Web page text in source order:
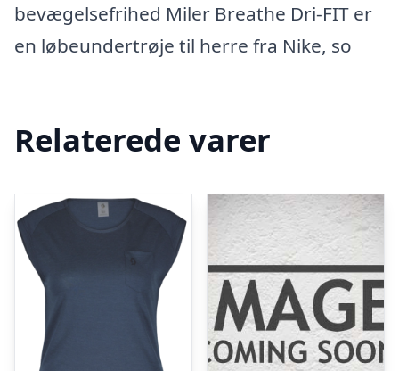
bevægelsefrihed Miler Breathe Dri-FIT er
en løbeundertrøje til herre fra Nike, so
Relaterede varer